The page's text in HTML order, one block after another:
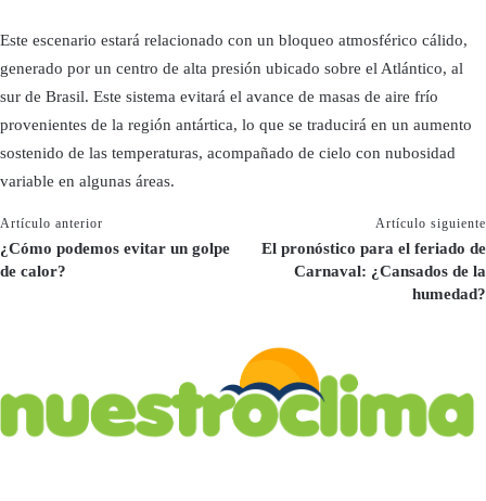
Este escenario estará relacionado con un bloqueo atmosférico cálido,
generado por un centro de alta presión ubicado sobre el Atlántico, al
sur de Brasil. Este sistema evitará el avance de masas de aire frío
provenientes de la región antártica, lo que se traducirá en un aumento
sostenido de las temperaturas, acompañado de cielo con nubosidad
variable en algunas áreas.
Artículo anterior
¿Cómo podemos evitar un golpe
de calor?
Artículo siguiente
El pronóstico para el feriado de
Carnaval: ¿Cansados de la
humedad?